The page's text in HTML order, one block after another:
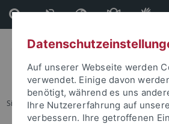
Direkt
zum
Inhalt
Direkt
zur
Fußleiste
Sie sind hier: Startseite
Auf unserer Webseite werden
verwendet. Einige davon
benötigt, während es uns
Ihre Nutzererfahrung auf
verbessern. Ihre getroffenen